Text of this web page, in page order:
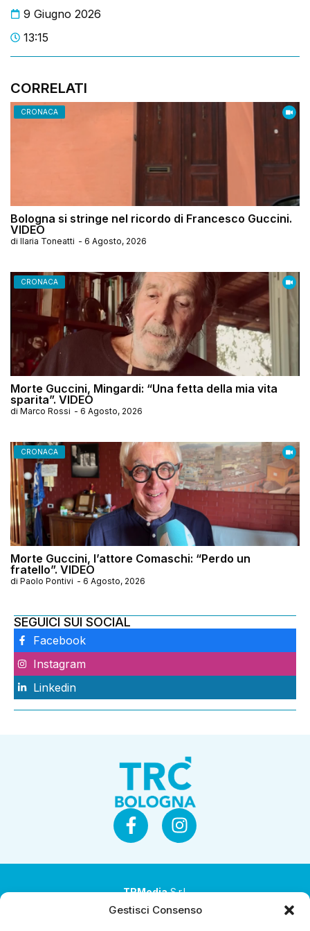
Gestisci Consenso
9 Giugno 2026
13:15
CORRELATI
CRONACA
Bologna si stringe nel ricordo di Francesco Guccini.
VIDEO
di Ilaria Toneatti - 6 Agosto, 2026
CRONACA
Morte Guccini, Mingardi: “Una fetta della mia vita
sparita”. VIDEO
di Marco Rossi - 6 Agosto, 2026
CRONACA
Morte Guccini, l’attore Comaschi: “Perdo un
fratello”. VIDEO
di Paolo Pontivi - 6 Agosto, 2026
SEGUICI SUI SOCIAL
Facebook
Instagram
Linkedin
TRMediaS.r.l.
Società a socio unico